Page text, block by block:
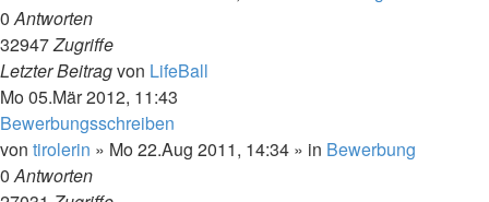
0Antworten
32947Zugriffe
Letzter Beitragvon LifeBall
Mo 05.Mär 2012, 11:43
Bewerbungsschreiben
von tirolerin » Mo 22.Aug 2011, 14:34 » in Bewerbung
0Antworten